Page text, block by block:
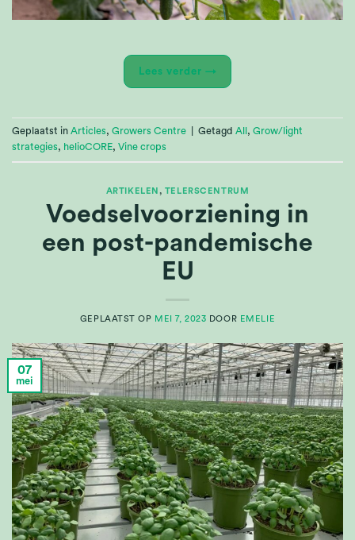
Lees verder →
Geplaatst in Articles, Growers Centre Getagd All , Grow/light
strategies, helioCORE, Vine crops
ARTIKELEN , TELERSCENTRUM
Voedselvoorziening in
een post-pandemische
EU
GEPLAATST OP MEI 7, 2023 DOOR EMELIE
07
mei